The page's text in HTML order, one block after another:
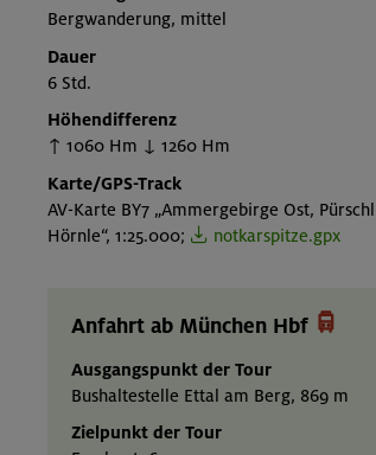
Bergwanderung, mittel
Dauer
6 Std.
Höhendifferenz
↑ 1060 Hm ↓ 1260 Hm
Karte/GPS-Track
AV-Karte BY7 „Ammergebirge Ost,
Hörnle“, 1:25.000;
notkarspitze.gpx
Anfahrt ab München Hbf 
Ausgangspunkt der Tour
Bushaltestelle Ettal am Berg, 869 m
Zielpunkt der Tour